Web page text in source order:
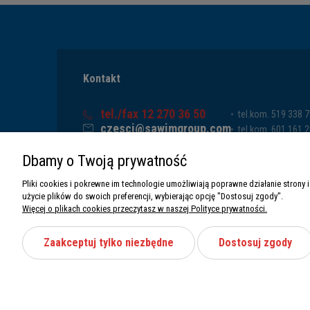
Kontakt
tel./fax 12 270 36 50
czesci@sawimgroup.com
32-080 Zabierzów
NIP: 5130284470
REGON: 5246591010
tel.kom. 519 338
tel.kom. 601 161
Dbamy o Twoją prywatność
Pliki cookies i pokrewne im technologie umożliwiają poprawne działanie
użycie plików do swoich preferencji, wybierając opcję "Dostosuj zgody".
Więcej o plikach cookies przeczytasz w naszej Polityce prywatności.
Zaakceptuj tylko niezbędne Dostosuj zgody